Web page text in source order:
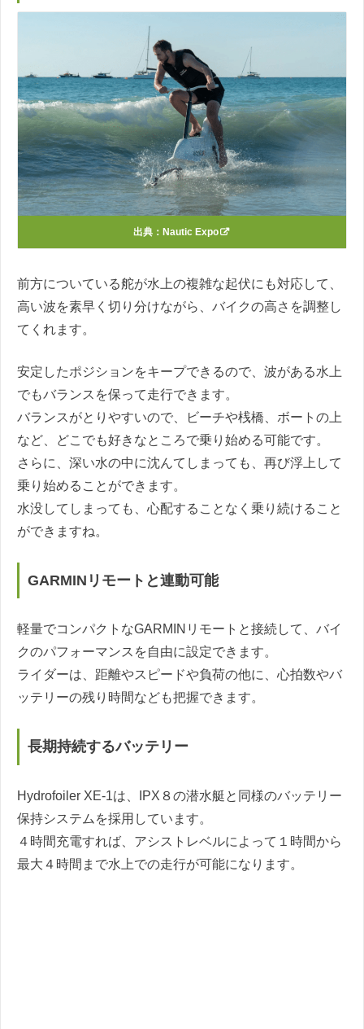
出典： Nautic Expo
前方についている舵が水上の複雑な起伏にも対応して、
高い波を素早く切り分けながら、バイクの高さを調整し
てくれます。
安定したポジションをキープできるので、波がある水上
でもバランスを保って走行できます。
バランスがとりやすいので、ビーチや桟橋、ボートの上
など、どこでも好きなところで乗り始める可能です。
さらに、深い水の中に沈んてしまっても、再び浮上して
乗り始めることができます。
水没してしまっても、心配することなく乗り続けること
ができますね。
GARMINリモートと連動可能
軽量でコンパクトなGARMINリモートと接続して、バイ
クのパフォーマンスを自由に設定できます。
ライダーは、距離やスピードや負荷の他に、心拍数やバ
ッテリーの残り時間なども把握できます。
長期持続するバッテリー
Hydrofoiler XE-1は、IPX８の潜水艇と同様のバッテリー
保持システムを採用しています。
４時間充電すれば、アシストレベルによって１時間から
最大４時間まで水上での走行が可能になります。